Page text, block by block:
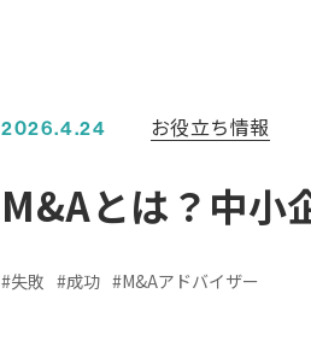
2026.4.24 お役立ち情報
M&Aとは？中小
失敗 成功 M&Aアドバイザー